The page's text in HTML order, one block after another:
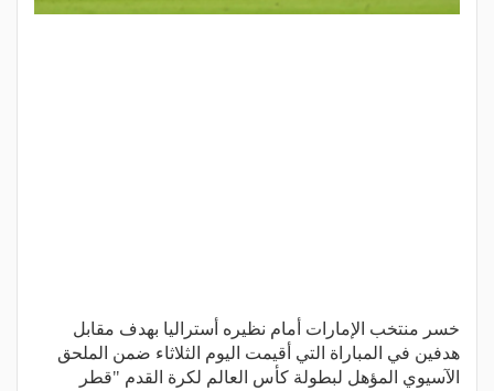
خسر منتخب الإمارات أمام نظيره أستراليا بهدف مقابل
هدفين في المباراة التي أقيمت اليوم الثلاثاء ضمن الملحق
الآسيوي المؤهل لبطولة كأس العالم لكرة القدم "قطر